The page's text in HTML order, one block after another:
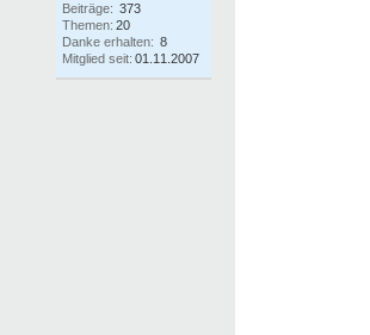
Beiträge: 373
Themen: 20
Danke erhalten: 8
Mitglied seit: 01.11.2007